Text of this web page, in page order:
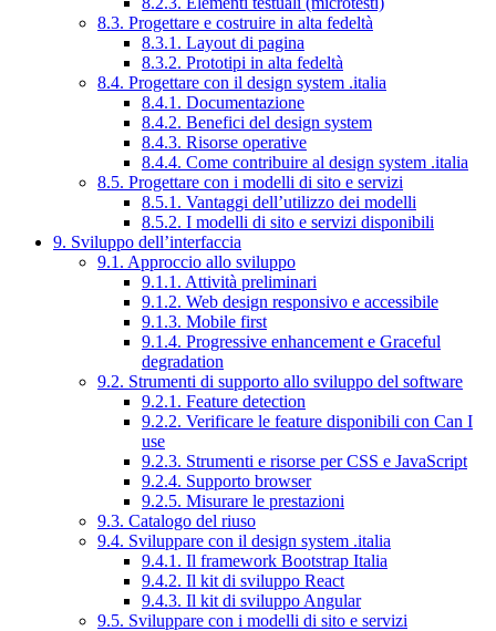
8.3. Progettare e costruire in alta fedeltà
8.3.1. Layout di pagina
8.3.2. Prototipi in alta fedeltà
8.4. Progettare con il design system .italia
8.4.1. Documentazione
8.4.2. Benefici del design system
8.4.3. Risorse operative
8.4.4. Come contribuire al design system .italia
8.5. Progettare con i modelli di sito e servizi
8.5.1. Vantaggi dell’utilizzo dei modelli
8.5.2. I modelli di sito e servizi disponibili
9. Sviluppo dell’interfaccia
9.1. Approccio allo sviluppo
9.1.1. Attività preliminari
9.1.2. Web design responsivo e accessibile
9.1.3. Mobile first
9.1.4. Progressive enhancement e Graceful
degradation
9.2. Strumenti di supporto allo sviluppo del software
9.2.1. Feature detection
9.2.2. Verificare le feature disponibili con Can I
use
9.2.3. Strumenti e risorse per CSS e JavaScript
9.2.4. Supporto browser
9.2.5. Misurare le prestazioni
9.3. Catalogo del riuso
9.4. Sviluppare con il design system .italia
9.4.1. Il framework Bootstrap Italia
9.4.2. Il kit di sviluppo React
9.4.3. Il kit di sviluppo Angular
9.5. Sviluppare con i modelli di sito e servizi